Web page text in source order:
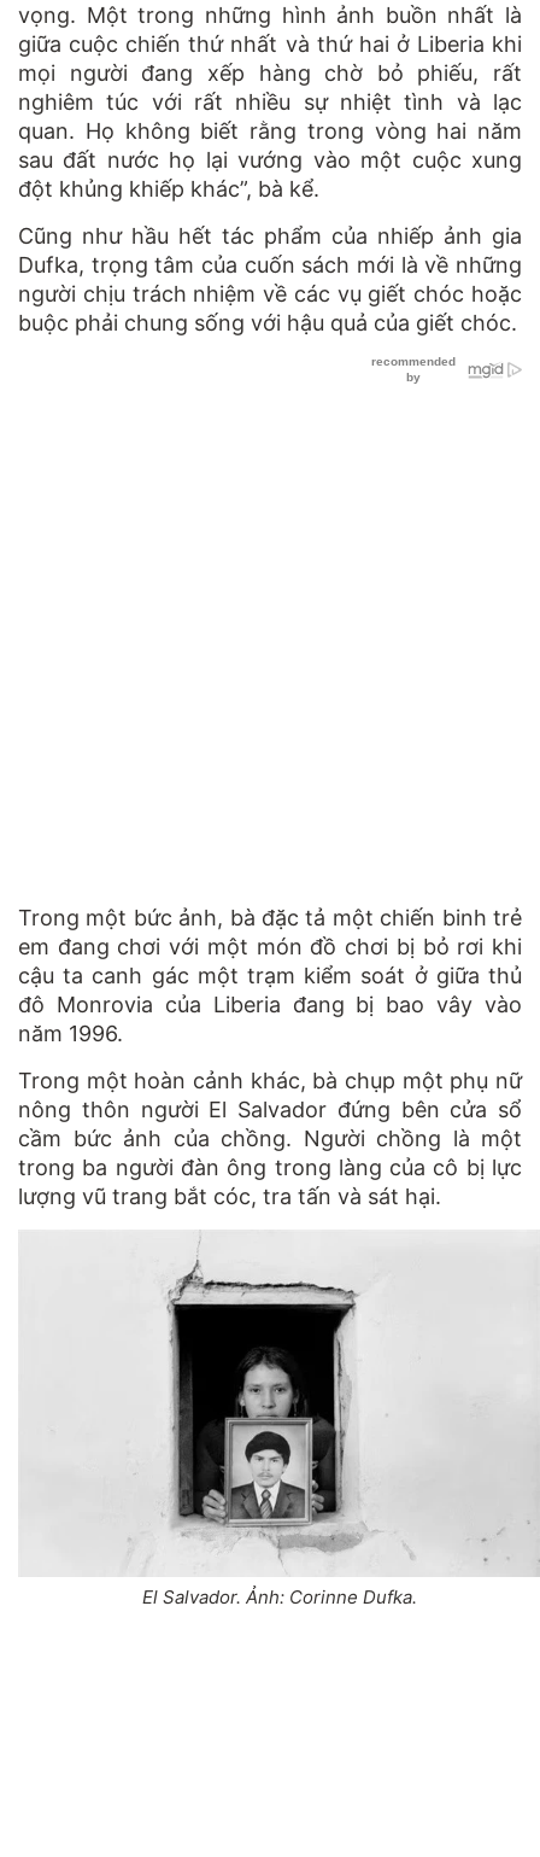
vọng. Một trong những hình ảnh buồn nhất là
giữa cuộc chiến thứ nhất và thứ hai ở Liberia khi
mọi người đang xếp hàng chờ bỏ phiếu, rất
nghiêm túc với rất nhiều sự nhiệt tình và lạc
quan. Họ không biết rằng trong vòng hai năm
sau đất nước họ lại vướng vào một cuộc xung
đột khủng khiếp khác”, bà kể.
Cũng như hầu hết tác phẩm của nhiếp ảnh gia
Dufka, trọng tâm của cuốn sách mới là về những
người chịu trách nhiệm về các vụ giết chóc hoặc
buộc phải chung sống với hậu quả của giết chóc.
Trong một bức ảnh, bà đặc tả một chiến binh trẻ
em đang chơi với một món đồ chơi bị bỏ rơi khi
cậu ta canh gác một trạm kiểm soát ở giữa thủ
đô Monrovia của Liberia đang bị bao vây vào
năm 1996.
Trong một hoàn cảnh khác, bà chụp một phụ nữ
nông thôn người El Salvador đứng bên cửa sổ
cầm bức ảnh của chồng. Người chồng là một
trong ba người đàn ông trong làng của cô bị lực
lượng vũ trang bắt cóc, tra tấn và sát hại.
El Salvador. Ảnh: Corinne Dufka.